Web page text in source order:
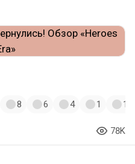
8 6 4 1 1
78K